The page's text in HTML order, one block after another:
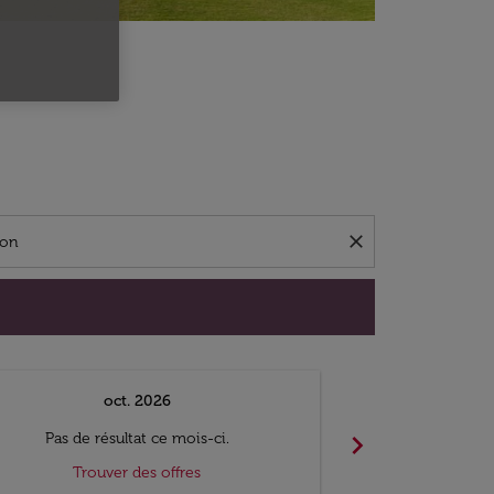
close
oct. 2026
Pas de résultat ce mois-ci.
Trouver des offres
chevron_right